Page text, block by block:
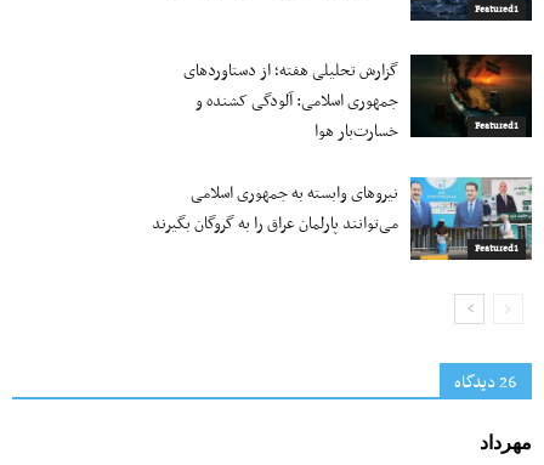
Featured1
Featured1
گزارش تحلیلی هفته؛ از دستاوردهای
جمهوری اسلامی: آلودگی کشنده و
خسارت‌بار هوا
Featured1
نیروهای وابسته به جمهوری اسلامی
می‌توانند پارلمان عراق را به گروگان بگیرند
26 دیدگاه‌
مهرداد